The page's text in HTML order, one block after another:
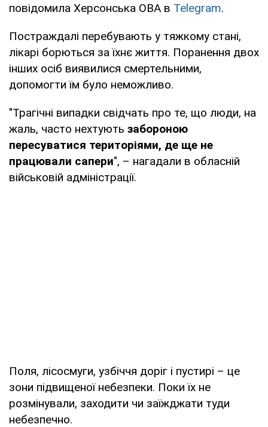
повідомила Херсонська ОВА в Telegram.
Постраждалі перебувають у тяжкому стані,
лікарі борються за їхнє життя. Поранення двох
інших осіб виявилися смертельними,
допомогти їм було неможливо.
"Трагічні випадки свідчать про те, що люди, на
жаль, часто нехтують забороною
пересуватися територіями, де ще не
працювали сапери", – нагадали в обласній
військовій адміністрації.
Поля, лісосмуги, узбіччя доріг і пустирі – це
зони підвищеної небезпеки. Поки їх не
розмінували, заходити чи заїжджати туди
небезпечно.